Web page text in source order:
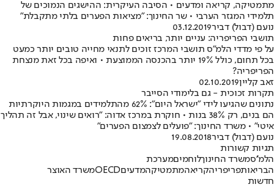
מתמטיקה, קריאה ומדעים • הסיבה העיקרית: ההישגים הנמוכים של
תלמידי המגזר הערבי • שר החינוך: "מציאות הפערים בלתי מתקבלת"
נועם (דבול) דביר03.12.2019
תושבי הפריפריה: עניים יותר, בריאים פחות
על פי מדדי הלמ"ס תושבי המרכז זוכים לתנאי מחייה טובים יותר כמעט
בכל תחום, כולל 19% יותר בהכנסה הממוצעת • ואיפה בכל זאת מנצחת
הפריפריה?
זאב קליין02.10.2019
תקרות זכוכית - גם בלימודי הסייבר
נתונים שהגיעו לידי "ישראל היום": 62% מהתלמידים במגמות היוקרתיות
הם בנים, רק 38% בנות • חוקרת במרכז אדוה: "רואים שינוי, אבל זה תהליך
איטי" • משרד החינוך: "פועלים לצמצום הפערים"
נועם (דבול) דביר19.08.2018
תגיות קשורות
הלמ''סמשרד החינוךלוחמיםמערכת
הבריאותפריפריהקריאהמתמטיקהמדעיםOECDמשרד האוצר
חדשות